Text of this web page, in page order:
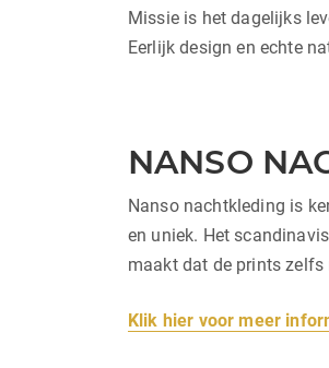
Missie is het dagelijks
Eerlijk design en echte
NANSO
Nanso nachtkleding is
en uniek. Het
maakt dat de prints zelfs
Klik hier voor meer